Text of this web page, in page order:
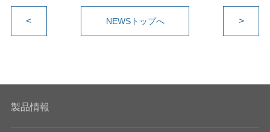
o
o
k
< >
NEWSトップへ
製品情報